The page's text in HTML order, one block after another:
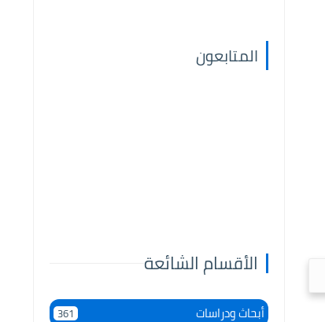
المتابعون
الأقسام الشائعة
أبحاث ودراسات 361